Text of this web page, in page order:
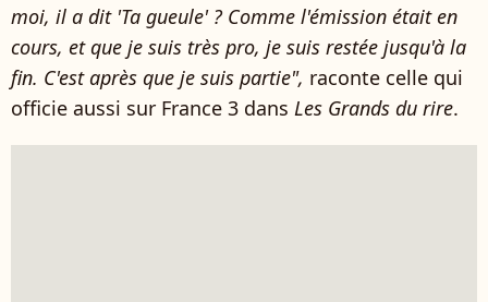
moi, il a dit 'Ta gueule' ? Comme l'émission était en
cours, et que je suis très pro, je suis restée jusqu'à la
fin. C'est après que je suis partie", raconte celle qui
officie aussi sur France 3 dans Les Grands du rire.